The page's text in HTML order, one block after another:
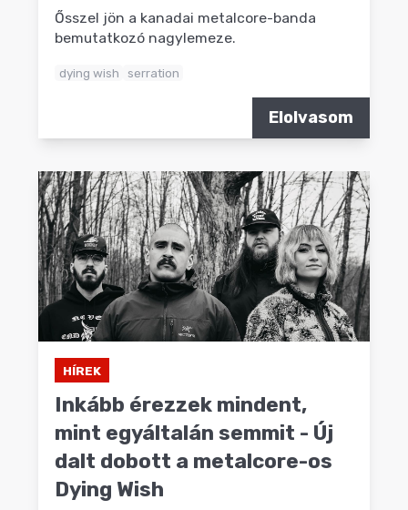
Ősszel jön a kanadai metalcore-banda
bemutatkozó nagylemeze.
dying wish serration
Elolvasom
HÍREK
Inkább érezzek mindent,
mint egyáltalán semmit - Új
dalt dobott a metalcore-os
Dying Wish